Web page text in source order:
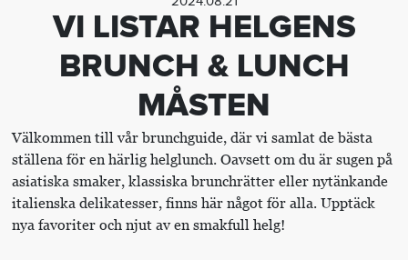
VI LISTAR HELGENS
BRUNCH & LUNCH
MÅSTEN
Välkommen till vår brunchguide, där vi samlat de bästa
ställena för en härlig helglunch. Oavsett om du är sugen på
asiatiska smaker, klassiska brunchrätter eller nytänkande
italienska delikatesser, finns här något för alla. Upptäck
nya favoriter och njut av en smakfull helg!